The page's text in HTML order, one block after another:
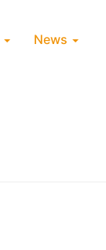
News